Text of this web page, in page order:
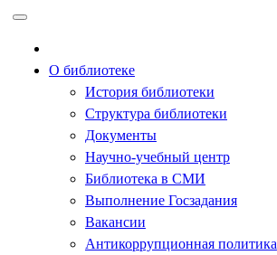
содержимому
О библиотеке
История библиотеки
Структура библиотеки
Документы
Научно-учебный центр
Библиотека в СМИ
Выполнение Госзадания
Вакансии
Антикоррупционная политика